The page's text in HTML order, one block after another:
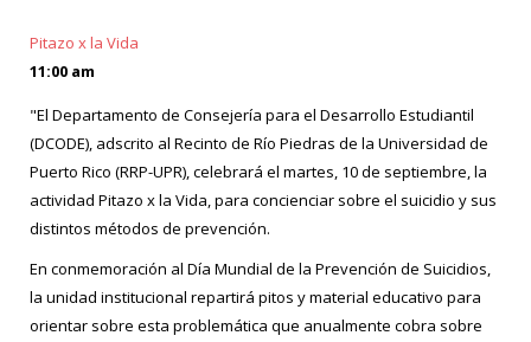
Pitazo x la Vida
11:00 am
"El Departamento de Consejería para el Desarrollo Estudiantil
(DCODE), adscrito al Recinto de Río Piedras de la Universidad de
Puerto Rico (RRP-UPR), celebrará el martes, 10 de septiembre, la
actividad Pitazo x la Vida, para concienciar sobre el suicidio y sus
distintos métodos de prevención.
En conmemoración al Día Mundial de la Prevención de Suicidios,
la unidad institucional repartirá pitos y material educativo para
orientar sobre esta problemática que anualmente cobra sobre